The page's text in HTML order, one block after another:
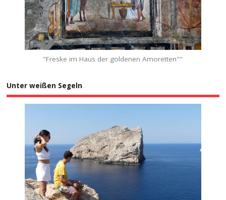
"Freske im Haus der goldenen Amoretten""
Unter weißen Segeln